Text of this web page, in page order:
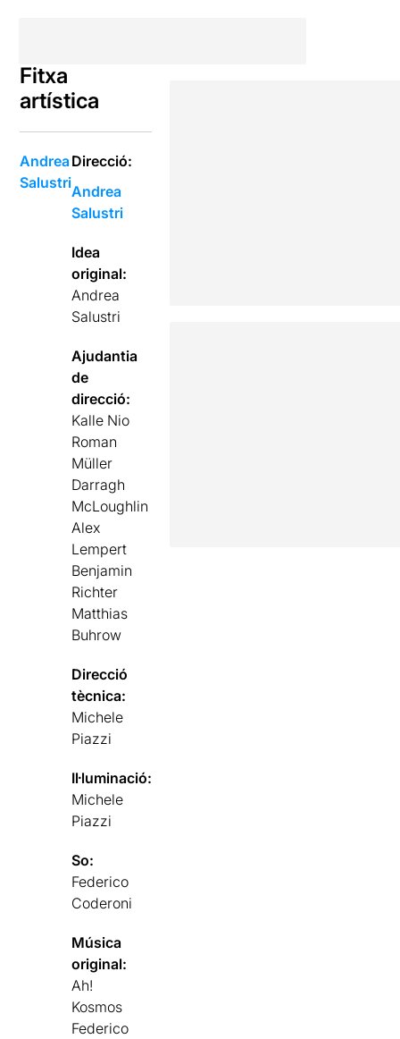
Fitxa
artística
Andrea
Salustri
Direcció:
Andrea
Salustri
Idea
original:
Andrea
Salustri
Ajudantia
de
direcció:
Kalle Nio
Roman
Müller
Darragh
McLoughlin
Alex
Lempert
Benjamin
Richter
Matthias
Buhrow
Direcció
tècnica:
Michele
Piazzi
Il·luminació:
Michele
Piazzi
So:
Federico
Coderoni
Música
original:
Ah!
Kosmos
Federico